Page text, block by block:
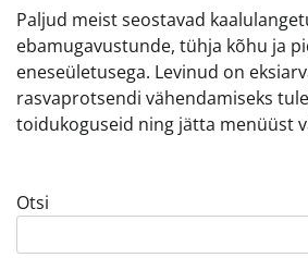
Paljud meist seostavad
ebamugavustunde, tühja kõhu ja
eneseületusega. Levinud on
rasvaprotsendi vähendamiseks
toidukoguseid ning jätta menüüst
Otsi